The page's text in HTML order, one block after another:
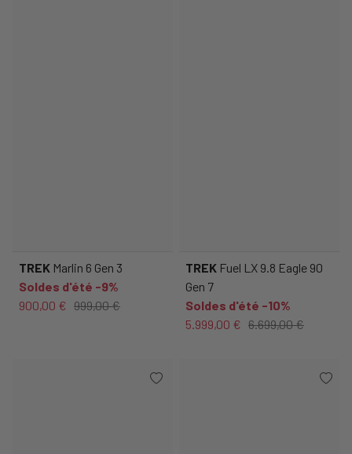
TREK Marlin 6 Gen 3
Soldes d'été -9%
900,00 € 999,00 €
TREK Fuel LX 9.8 Eagle 90
Gen 7
Soldes d'été -10%
5.999,00 € 6.699,00 €